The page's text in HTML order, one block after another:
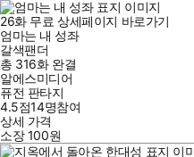
26화 무료 상세페이지 바로가기
엄마는 내 성좌
갈색팬더
총 316화 완결
알에스미디어
퓨전 판타지
4.5점14명참여
상세 가격
소장100원